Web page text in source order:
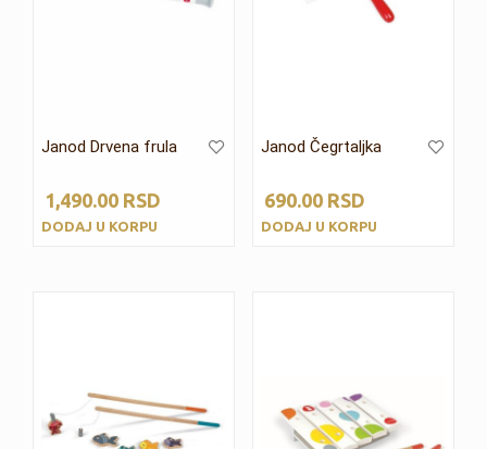
Janod Drvena frula
1,490.00 RSD
DODAJ U KORPU
Janod Čegrtaljka
690.00RSD
DODAJ U KORPU